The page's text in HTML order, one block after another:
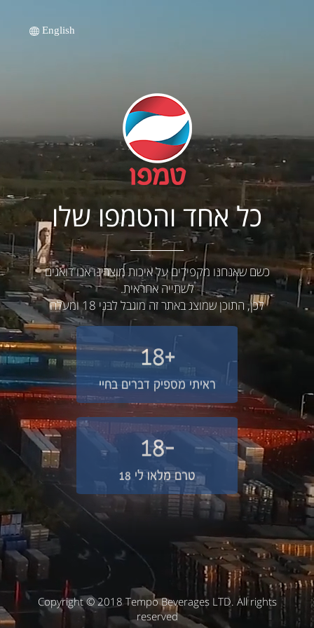
English
כל אחד והטמפו שלו
כשם שאנחנו מקפידים על איכות מוצרינו אנו דואגים
לשתייה אחראית.
לכן, התוכן שמוצג באתר זה מוגבל לבני 18 ומעלה
+18
ראיתי מספיק דברים בחיי
-18
טרם מלאו לי 18
Copyright © 2018 Tempo Beverages LTD. All rights
reserved